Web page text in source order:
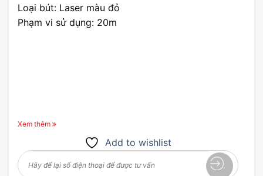
Loại bút: Laser màu đỏ
Phạm vi sử dụng: 20m
Xem thêm
Add to wishlist